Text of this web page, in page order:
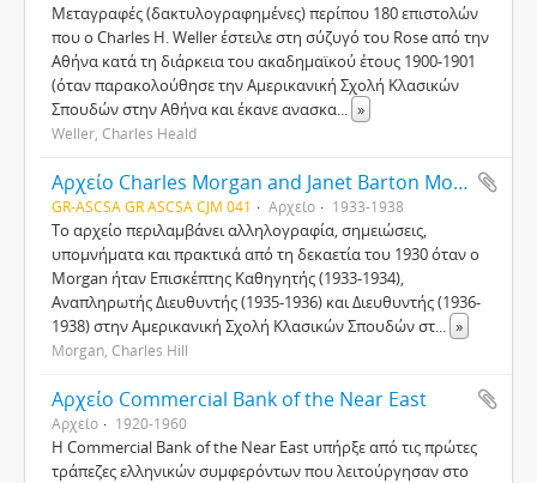
Μεταγραφές (δακτυλογραφημένες) περίπου 180 επιστολών
που ο Charles H. Weller έστειλε στη σύζυγό του Rose από την
Αθήνα κατά τη διάρκεια του ακαδημαϊκού έτους 1900-1901
(όταν παρακολούθησε την Αμερικανική Σχολή Κλασικών
Σπουδών στην Αθήνα και έκανε ανασκα... »
Weller, Charles Heald
Αρχείο Charles Morgan and Janet Barton Morgan Papers
GR-ASCSA GR ASCSA CJM 041 Αρχείο 1933-1938
Το αρχείο περιλαμβάνει αλληλογραφία, σημειώσεις,
υπομνήματα και πρακτικά από τη δεκαετία του 1930 όταν ο
Morgan ήταν Επισκέπτης Καθηγητής (1933-1934),
Αναπληρωτής Διευθυντής (1935-1936) και Διευθυντής (1936-
1938) στην Αμερικανική Σχολή Κλασικών Σπουδών στ... »
Morgan, Charles Hill
Αρχείο Commercial Bank of the Near East
Αρχείο 1920-1960
Η Commercial Bank of the Near East υπήρξε από τις πρώτες
τράπεζες ελληνικών συμφερόντων που λειτούργησαν στο